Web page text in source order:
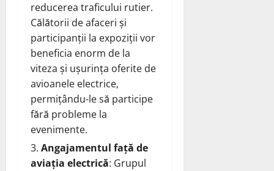
reducerea traficului rutier.
Călătorii de afaceri și
participanții la expoziții vor
beneficia enorm de la
viteza și ușurința oferite de
avioanele electrice,
permițându-le să participe
fără probleme la
evenimente.
Angajamentul față de
aviația electrică: Grupul